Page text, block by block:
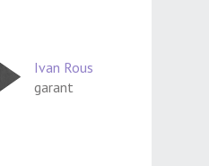
Ivan Rous
garant